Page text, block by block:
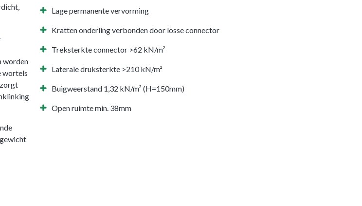
worden
wortels
Lage permanente vervorming
Kratten onderling verbonden door losse connector
Treksterkte connector >62 kN/m²
Laterale druksterkte >210 kN/m²
Buigweerstand 1,32 kN/m² (H=150mm)
Open ruimte min. 38mm